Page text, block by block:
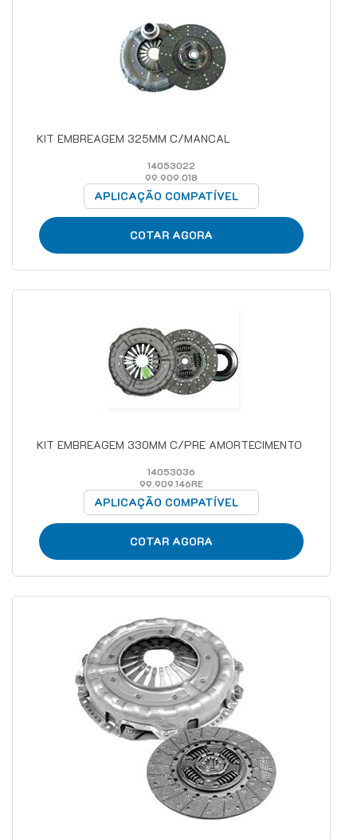
KIT EMBREAGEM 325MM C/MANCAL
14053022
99.909.018
APLICAÇÃO COMPATÍVEL
COTAR AGORA
KIT EMBREAGEM 330MM C/PRE AMORTECIMENTO
14053036
99.909.146RE
APLICAÇÃO COMPATÍVEL
COTAR AGORA